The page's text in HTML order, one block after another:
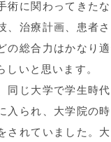
術に関わってきた
、治療計画、患者
の総合力はかなり
しいと思います。
同じ大学で学生時
入られ、大学院の
されていました。